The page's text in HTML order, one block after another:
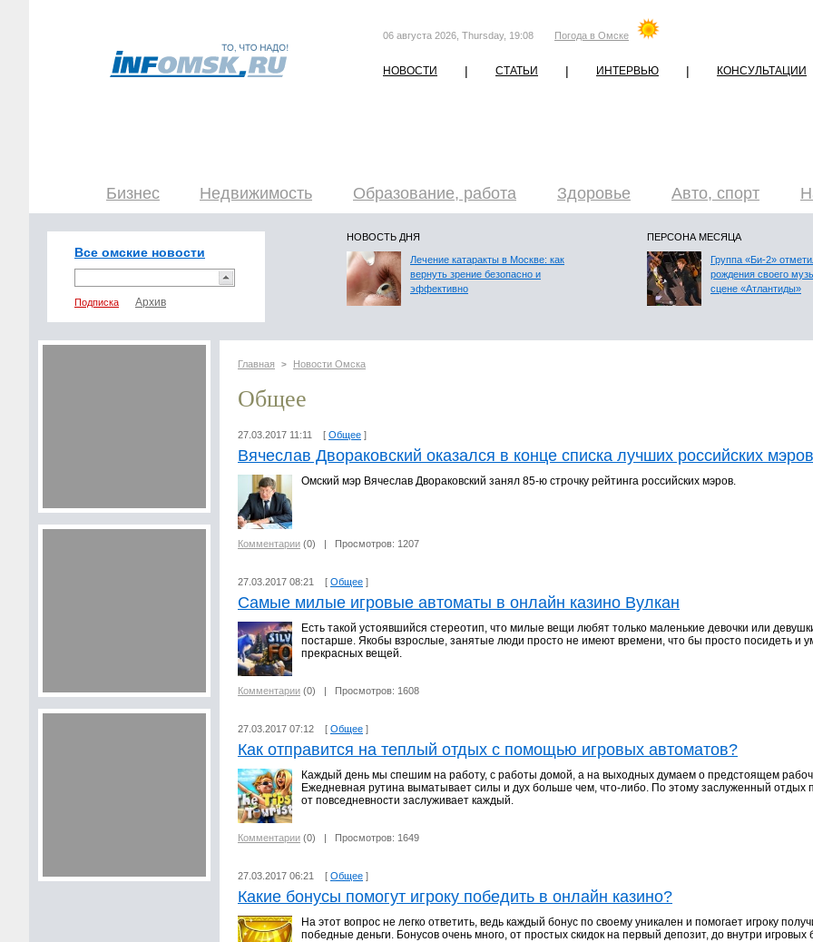
06 августа 2026, Thursday, 19:08 Погода в Омске
НОВОСТИ | СТАТЬИ | ИНТЕРВЬЮ | КОНСУЛЬТАЦИИ
Бизнес Недвижимость Образование, работа Здоровье Авто, спорт
Все омские новости
Подписка
НОВОСТЬ ДНЯ
Лечение катаракты в Москве: как
вернуть зрение безопасно и
эффективно
ПЕРСОНА МЕСЯЦА
Группа «Би-2»
рождения своего
сцене «Атлантиды»
Главная > Новости Омска
Общее
27.03.2017 11:11 [ Общее ]
Вячеслав Двораковский оказался в конце списка лучших российских мэров
Омский мэр Вячеслав Двораковский занял 85-ю строчку рейтинга российских мэров.
Комментарии (0) | Просмотров: 1207
27.03.2017 08:21 [ Общее ]
Самые милые игровые автоматы в онлайн казино Вулкан
Есть такой устоявшийся стереотип, что милые вещи любят только маленькие девочки или
постарше. Якобы взрослые, занятые люди просто не имеют времени, что бы просто посидеть и
прекрасных вещей.
Комментарии (0) | Просмотров: 1608
27.03.2017 07:12 [ Общее ]
Как отправится на теплый отдых с помощью игровых автоматов?
Каждый день мы спешим на работу, с работы домой, а на выходных думаем о предстоящем
Ежедневная рутина выматывает силы и дух больше чем, что-либо. По этому заслуженный отдых
от повседневности заслуживает каждый.
Комментарии (0) | Просмотров: 1649
27.03.2017 06:21 [ Общее ]
Какие бонусы помогут игроку победить в онлайн казино?
На этот вопрос не легко ответить, ведь каждый бонус по своему уникален и помогает игроку
победные деньги. Бонусов очень много, от простых скидок на первый депозит, до внутри игровых